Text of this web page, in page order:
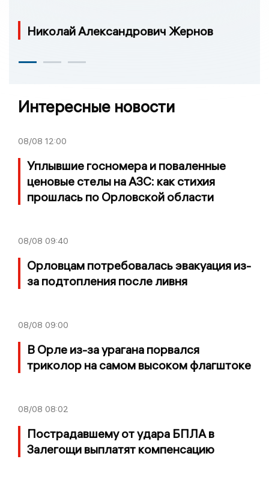
Николай Александрович Жернов
Интересные новости
08/08 12:00
Уплывшие госномера и поваленные
ценовые стелы на АЗС: как стихия
прошлась по Орловской области
08/08 09:40
Орловцам потребовалась эвакуация из-
за подтопления после ливня
08/08 09:00
В Орле из-за урагана порвался
триколор на самом высоком флагштоке
08/08 08:02
Пострадавшему от удара БПЛА в
Залегощи выплатят компенсацию